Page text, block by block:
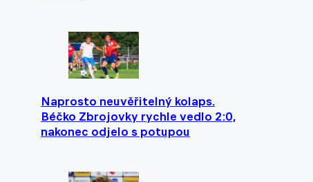
Naprosto neuvěřitelný kolaps.
Béčko Zbrojovky rychle vedlo 2:0,
nakonec odjelo s potupou